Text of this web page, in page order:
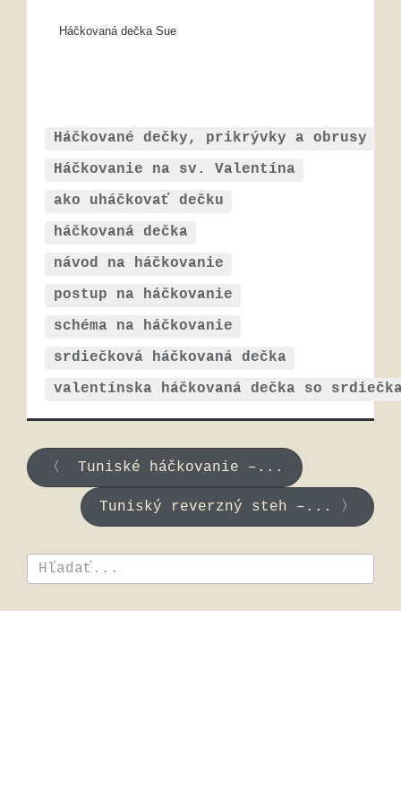
Háčkovaná dečka Sue
Háčkované dečky, prikrývky a obrusy
Háčkovanie na sv. Valentína
ako uháčkovať dečku
háčkovaná dečka
návod na háčkovanie
postup na háčkovanie
schéma na háčkovanie
srdiečková háčkovaná dečka
valentínska háčkovaná dečka so
〈 Tuniské háčkovanie –...
Tuniský reverzný steh –... 〉